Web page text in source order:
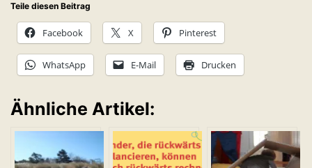
Teile diesen Beitrag
Facebook X Pinterest
WhatsApp E-Mail Drucken
Ähnliche Artikel: